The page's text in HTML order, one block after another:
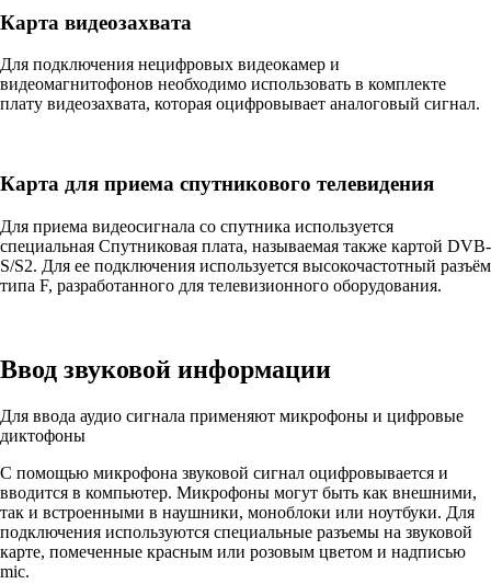
Карта видеозахвата
Для подключения нецифровых видеокамер и
видеомагнитофонов необходимо использовать в комплекте
плату видеозахвата, которая оцифровывает аналоговый сигнал.
Карта для приема спутникового телевидения
Для приема видеосигнала со спутника используется
специальная Спутниковая плата, называемая также картой DVB-
S/S2. Для ее подключения используется высокочастотный разъём
типа F, разработанного для телевизионного оборудования.
Ввод звуковой информации
Для ввода аудио сигнала применяют микрофоны и цифровые
диктофоны
С помощью микрофона звуковой сигнал оцифровывается и
вводится в компьютер. Микрофоны могут быть как внешними,
так и встроенными в наушники, моноблоки или ноутбуки. Для
подключения используются специальные разъемы на звуковой
карте, помеченные красным или розовым цветом и надписью
mic.